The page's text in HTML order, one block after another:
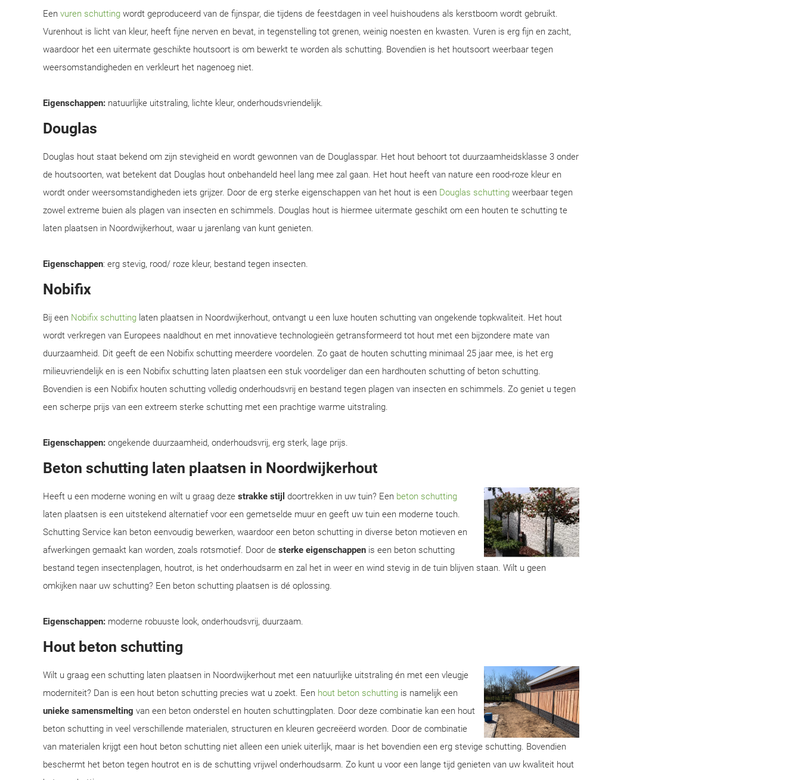
Een vuren schutting wordt geproduceerd van de fijnspar, die tijdens de feestdagen in veel huishoudens als kerstboom wordt gebruikt.
Vurenhout is licht van kleur, heeft fijne nerven en bevat, in tegenstelling tot grenen, weinig noesten en kwasten. Vuren is erg fijn en zacht,
waardoor het een uitermate geschikte houtsoort is om bewerkt te worden als schutting. Bovendien is het houtsoort weerbaar tegen
weersomstandigheden en verkleurt het nagenoeg niet.
Eigenschappen: natuurlijke uitstraling, lichte kleur, onderhoudsvriendelijk.
Douglas
Douglas hout staat bekend om zijn stevigheid en wordt gewonnen van de Douglasspar. Het hout behoort tot duurzaamheidsklasse 3 onder
de houtsoorten, wat betekent dat Douglas hout onbehandeld heel lang mee zal gaan. Het hout heeft van nature een rood-roze kleur en
wordt onder weersomstandigheden iets grijzer. Door de erg sterke eigenschappen van het hout is een Douglas schutting weerbaar tegen
zowel extreme buien als plagen van insecten en schimmels. Douglas hout is hiermee uitermate geschikt om een houten te schutting te
laten plaatsen in Noordwijkerhout, waar u jarenlang van kunt genieten.
Eigenschappen: erg stevig, rood/ roze kleur, bestand tegen insecten.
Nobifix
Bij een Nobifix schutting laten plaatsen in Noordwijkerhout, ontvangt u een luxe houten schutting van ongekende topkwaliteit. Het hout
wordt verkregen van Europees naaldhout en met innovatieve technologieën getransformeerd tot hout met een bijzondere mate van
duurzaamheid. Dit geeft de een Nobifix schutting meerdere voordelen. Zo gaat de houten schutting minimaal 25 jaar mee, is het erg
milieuvriendelijk en is een Nobifix schutting laten plaatsen een stuk voordeliger dan een hardhouten schutting of beton schutting.
Bovendien is een Nobifix houten schutting volledig onderhoudsvrij en bestand tegen plagen van insecten en schimmels. Zo geniet u tegen
een scherpe prijs van een extreem sterke schutting met een prachtige warme uitstraling.
Eigenschappen: ongekende duurzaamheid, onderhoudsvrij, erg sterk, lage prijs.
Beton schutting laten plaatsen in Noordwijkerhout
Heeft u een moderne woning en wilt u graag deze strakke stijl doortrekken in uw tuin? Een beton schutting
laten plaatsen is een uitstekend alternatief voor een gemetselde muur en geeft uw tuin een moderne touch.
Schutting Service kan beton eenvoudig bewerken, waardoor een beton schutting in diverse beton motieven en
afwerkingen gemaakt kan worden, zoals rotsmotief. Door de sterke eigenschappen is een beton schutting
bestand tegen insectenplagen, houtrot, is het onderhoudsarm en zal het in weer en wind stevig in de tuin blijven staan. Wilt u geen
omkijken naar uw schutting? Een beton schutting plaatsen is dé oplossing.
Eigenschappen: moderne robuuste look, onderhoudsvrij, duurzaam.
Hout beton schutting
Wilt u graag een schutting laten plaatsen in Noordwijkerhout met een natuurlijke uitstraling én met een vleugje
moderniteit? Dan is een hout beton schutting precies wat u zoekt. Een hout beton schutting is namelijk een
unieke samensmelting van een beton onderstel en houten schuttingplaten. Door deze combinatie kan een hout
beton schutting in veel verschillende materialen, structuren en kleuren gecreëerd worden. Door de combinatie
van materialen krijgt een hout beton schutting niet alleen een uniek uiterlijk, maar is het bovendien een erg stevige schutting. Bovendien
beschermt het beton tegen houtrot en is de schutting vrijwel onderhoudsarm. Zo kunt u voor een lange tijd genieten van uw kwaliteit hout